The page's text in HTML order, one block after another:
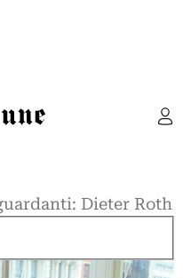
Dieter Roth